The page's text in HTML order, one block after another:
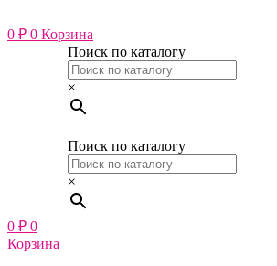
к
содержимому
0 ₽ 0 Корзина
Поиск по каталогу
×
Поиск по каталогу
×
0 ₽ 0
Корзина